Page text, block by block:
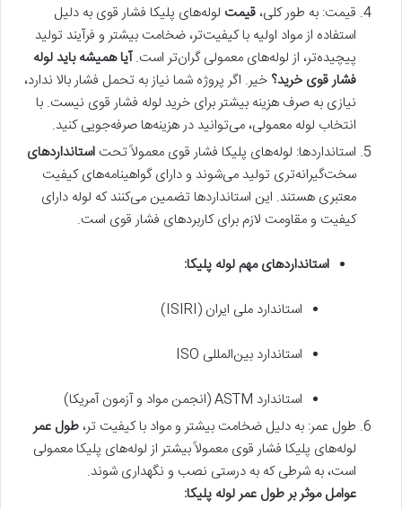
قیمت: به طور کلی، قیمت لوله‌های پلیکا فشار قوی به دلیل
استفاده از مواد اولیه با کیفیت‌تر، ضخامت بیشتر و فرآیند تولید
پیچیده‌تر، از لوله‌های معمولی گران‌تر است.آیا همیشه باید لوله
فشار قوی خرید؟ خیر. اگر پروژه شما نیاز به تحمل فشار بالا ندارد،
نیازی به صرف هزینه بیشتر برای خرید لوله فشار قوی نیست. با
انتخاب لوله معمولی، می‌توانید در هزینه‌ها صرفه‌جویی کنید.
استانداردها: لوله‌های پلیکا فشار قوی معمولاً تحت استانداردهای
سخت‌گیرانه‌تری تولید می‌شوند و دارای گواهینامه‌های کیفیت
معتبری هستند. این استانداردها تضمین می‌کنند که لوله دارای
کیفیت و مقاومت لازم برای کاربردهای فشار قوی است.
استانداردهای مهم لوله پلیکا:
استاندارد ملی ایران (ISIRI)
استاندارد بین‌المللی ISO
استاندارد ASTM (انجمن مواد و آزمون آمریکا)
طول عمر: به دلیل ضخامت بیشتر و مواد با کیفیت تر، طول عمر
لوله‌های پلیکا فشار قوی معمولاً بیشتر از لوله‌های پلیکا معمولی
است، به شرطی که به درستی نصب و نگهداری شوند.
عوامل موثر بر طول عمر لوله پلیکا: